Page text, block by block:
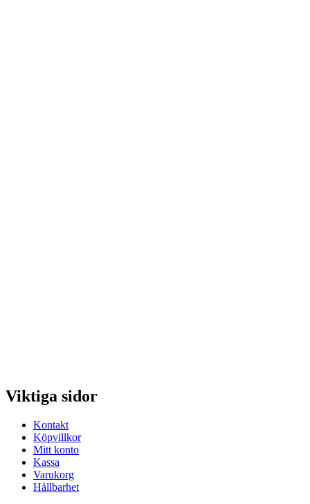
Viktiga sidor
Kontakt
Köpvillkor
Mitt konto
Kassa
Varukorg
Hållbarhet